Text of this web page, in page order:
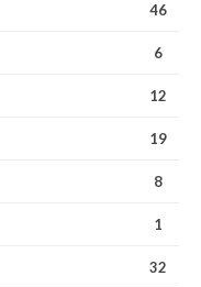
46
6
12
19
8
1
32